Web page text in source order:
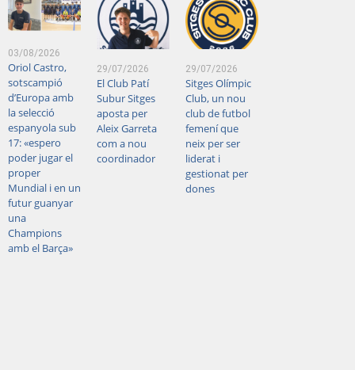
03/08/2026
Oriol Castro,
sotscampió
d’Europa amb
la selecció
espanyola sub
17: «espero
poder jugar el
proper
Mundial i en un
futur guanyar
una
Champions
amb el Barça»
29/07/2026
El Club Patí
Subur Sitges
aposta per
Aleix Garreta
com a nou
coordinador
29/07/2026
Sitges Olímpic
Club, un nou
club de futbol
femení que
neix per ser
liderat i
gestionat per
dones